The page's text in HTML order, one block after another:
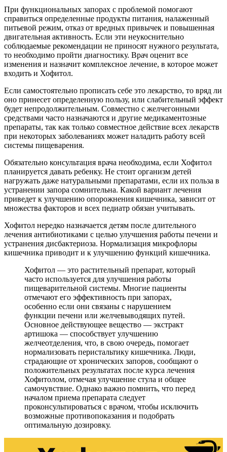
При функциональных запорах с проблемой помогают
справиться определенные продукты питания, налаженный
питьевой режим, отказ от вредных привычек и повышенная
двигательная активность. Если эти неукоснительно
соблюдаемые рекомендации не приносят нужного результата,
то необходимо пройти диагностику. Врач оценит все
изменения и назначит комплексное лечение, в которое может
входить и Хофитол.
Если самостоятельно прописать себе это лекарство, то вряд ли
оно принесет определенную пользу, или слабительный эффект
будет непродолжительным. Совместно с желчегонными
средствами часто назначаются и другие медикаментозные
препараты, так как только совместное действие всех лекарств
при некоторых заболеваниях может наладить работу всей
системы пищеварения.
Обязательно консультация врача необходима, если Хофитол
планируется давать ребенку. Не стоит организм детей
нагружать даже натуральными препаратами, если их польза в
устранении запора сомнительна. Какой вариант лечения
приведет к улучшению опорожнения кишечника, зависит от
множества факторов и всех педиатр обязан учитывать.
Хофитол нередко назначается детям после длительного
лечения антибиотиками с целью улучшения работы печени и
устранения дисбактериоза. Нормализация микрофлоры
кишечника приводит и к улучшению функций кишечника.
Хофитол — это растительный препарат, который
часто используется для улучшения работы
пищеварительной системы. Многие пациенты
отмечают его эффективность при запорах,
особенно если они связаны с нарушением
функции печени или желчевыводящих путей.
Основное действующее вещество — экстракт
артишока — способствует улучшению
желчеотделения, что, в свою очередь, помогает
нормализовать перистальтику кишечника. Люди,
страдающие от хронических запоров, сообщают о
положительных результатах после курса лечения
Хофитолом, отмечая улучшение стула и общее
самочувствие. Однако важно помнить, что перед
началом приема препарата следует
проконсультироваться с врачом, чтобы исключить
возможные противопоказания и подобрать
оптимальную дозировку.